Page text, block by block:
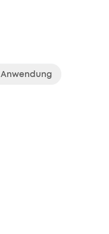
Anwendung